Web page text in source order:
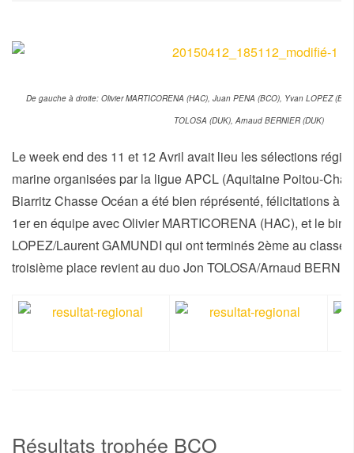
De gauche à droite: Olivier MARTICORENA (HAC), Juan PENA (BCO), Yvan LOPEZ
TOLOSA (DUK), Arnaud BERNIER (DUK)
Le week end des 11 et 12 Avril avait lieu les sélections
marine organisées par la ligue APCL (Aquitaine Poitou-
Biarritz Chasse Océan a été bien réprésenté, félicitations à
1er en équipe avec Olivier MARTICORENA (HAC), et le
LOPEZ/Laurent GAMUNDI qui ont terminés 2ème au
troisième place revient au duo Jon TOLOSA/Arnaud
Résultats trophée BCO